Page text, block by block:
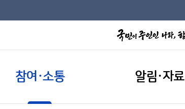
참여·소통 알림·자료